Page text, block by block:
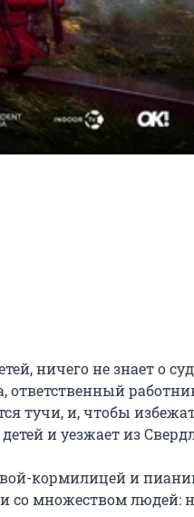
ничего не знает о
ответственный
тучи, и, чтобы
и уезжает из
кормилицей и
со множеством людей: